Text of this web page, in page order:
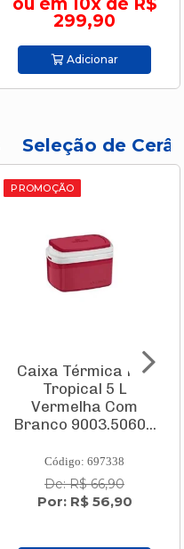
299,90
Adicionar
Seleção de
PROMOÇÃO
Caixa Térmica Pvc
Tropical 5 L
Vermelha Com
Branco 9003.5060...
Código: 697338
De: R$ 66,90
Por: R$ 56,90